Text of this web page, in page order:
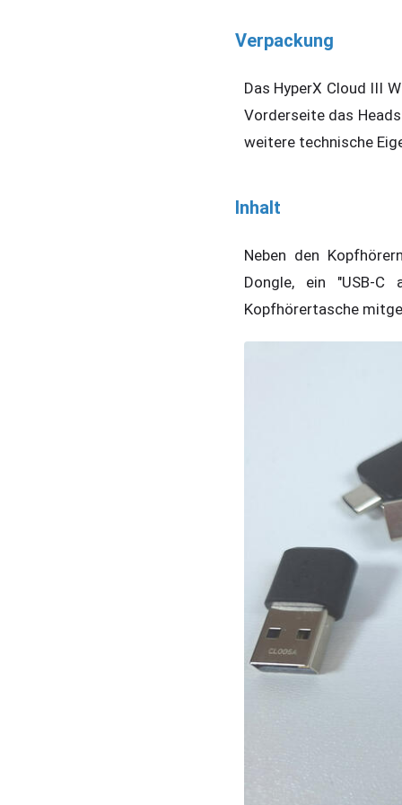
Verpackung
Das HyperX Cloud III
Vorderseite das
weitere technische
Inhalt
Neben den
Dongle, ein "USB-
Kopfhörertasche